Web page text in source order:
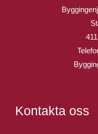
Kontakta oss